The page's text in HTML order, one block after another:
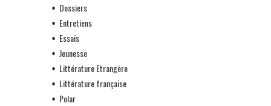
Dossiers
Entretiens
Essais
Jeunesse
Littérature Etrangère
Littérature française
Polar